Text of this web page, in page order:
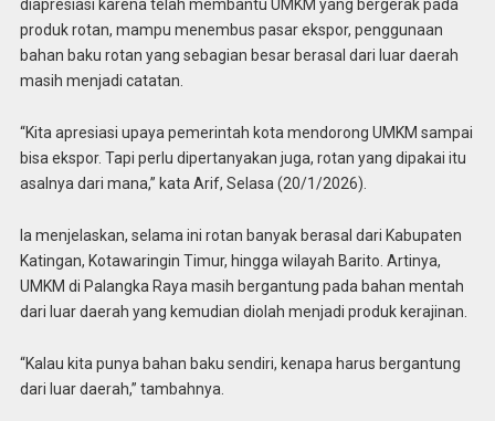
diapresiasi karena telah membantu UMKM yang bergerak pada
produk rotan, mampu menembus pasar ekspor, penggunaan
bahan baku rotan yang sebagian besar berasal dari luar daerah
masih menjadi catatan.
“Kita apresiasi upaya pemerintah kota mendorong UMKM sampai
bisa ekspor. Tapi perlu dipertanyakan juga, rotan yang dipakai itu
asalnya dari mana,” kata Arif, Selasa (20/1/2026).
Ia menjelaskan, selama ini rotan banyak berasal dari Kabupaten
Katingan, Kotawaringin Timur, hingga wilayah Barito. Artinya,
UMKM di Palangka Raya masih bergantung pada bahan mentah
dari luar daerah yang kemudian diolah menjadi produk kerajinan.
“Kalau kita punya bahan baku sendiri, kenapa harus bergantung
dari luar daerah,” tambahnya.